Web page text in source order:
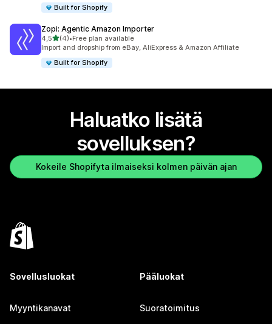
Built for Shopify
Zopi: Agentic Amazon Importer
4,5/ 5 tähteä
(4)
4 arvostelua yhteensä
•Free plan available
Import and dropship from eBay, AliExpress & Amazon Affiliate
Built for Shopify
Haluatko lisätä
sovelluksen?
Kokeile Shopifyta ilmaiseksi kolmen päivän ajan
Sovellusluokat
Myyntikanavat
Pääluokat
Suoratoimitus